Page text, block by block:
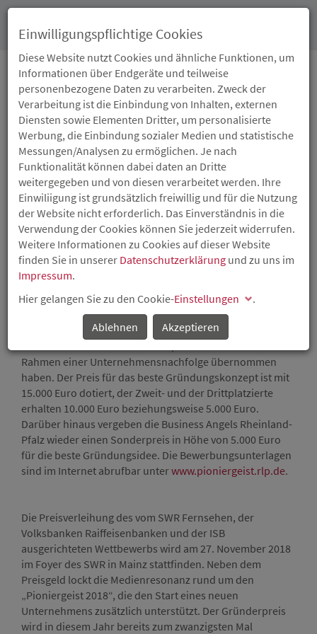
09.04.2018
GRÜNDERPREIS
"PIONIERGEIST 2018"
GESTARTET
Preisgelder im Gesamtwert von 35.000 Euro zu gewinnen
Gründerwettbewerb „Pioniergeist 2018“ startet:
Existenzgründerinnen und Existenzgründer, die sich
während der letzten fünf Jahre selbstständig gemacht
haben oder in diesem Jahr gründen werden, können sich
ab sofort bis zum 31. August 2018 bei der Investitions-
und Strukturbank Rheinland-Pfalz (ISB) für den
Gründerpreis „Pioniergeist 2018“ bewerben. Ebenfalls
Rahmen einer Unternehmensnachfolge übernommen
haben. Der Preis für das beste Gründungskonzept ist mit
15.000 Euro dotiert, der Zweit- und der Drittplatzierte
erhalten 10.000 Euro beziehungsweise 5.000 Euro.
Darüber hinaus vergeben die Business Angels Rheinland-
Pfalz wieder einen Sonderpreis in Höhe von 5.000 Euro
für die beste Gründungsidee. Die Bewerbungsunterlagen
sind im Internet abrufbar unterwww.pioniergeist.rlp.de.
Die Preisverleihung des vom SWR Fernsehen, der
Volksbanken Raiffeisenbanken und der ISB
ausgerichteten Wettbewerbs wird am 27. November 2018
im Foyer des SWR in Mainz stattfinden. Neben dem
Preisgeld lockt die Medienresonanz rund um den
„Pioniergeist 2018“, die den Start eines neuen
Unternehmens zusätzlich unterstützt. Der Gründerpreis
wird in diesem Jahr bereits zum zwanzigsten Mal
Einwilligungspflichtige Cookies
Diese Website nutzt Cookies und ähnliche Funktionen, um
Informationen über Endgeräte und teilweise
personenbezogene Daten zu verarbeiten. Zweck der
Verarbeitung ist die Einbindung von Inhalten, externen
Diensten sowie Elementen Dritter, um personalisierte
Werbung, die Einbindung sozialer Medien und statistische
Messungen/Analysen zu ermöglichen. Je nach
Funktionalität können dabei daten an Dritte
weitergegeben und von diesen verarbeitet werden. Ihre
Einwiliigung ist grundsätzlich freiwillig und für die Nutzung
der Website nicht erforderlich. Das Einverständnis in die
Verwendung der Cookies können Sie jederzeit widerrufen.
Weitere Informationen zu Cookies auf dieser Website
finden Sie in unserer Datenschutzerklärung und zu uns im
Impressum.
Hier gelangen Sie zu den Cookie-Einstellungen
.
Ablehnen
Akzeptieren